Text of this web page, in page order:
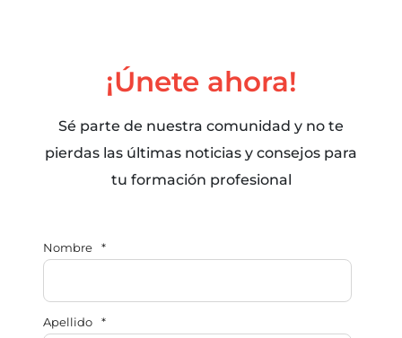
¡Únete ahora!
Sé parte de nuestra comunidad y no te
pierdas las últimas noticias y consejos para
tu formación profesional
Nombre *
Apellido *